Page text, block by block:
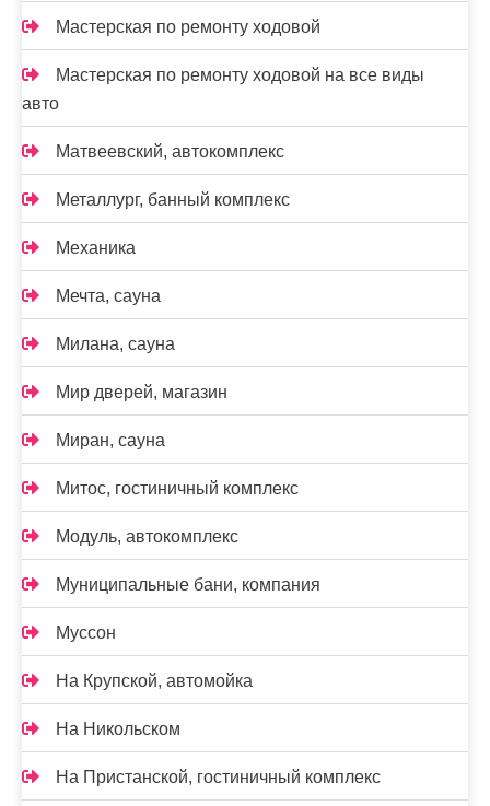
Мастерская по ремонту ходовой
Мастерская по ремонту ходовой на все виды
авто
Матвеевский, автокомплекс
Металлург, банный комплекс
Механика
Мечта, сауна
Милана, сауна
Мир дверей, магазин
Миран, сауна
Митос, гостиничный комплекс
Модуль, автокомплекс
Муниципальные бани, компания
Муссон
На Крупской, автомойка
На Никольском
На Пристанской, гостиничный комплекс